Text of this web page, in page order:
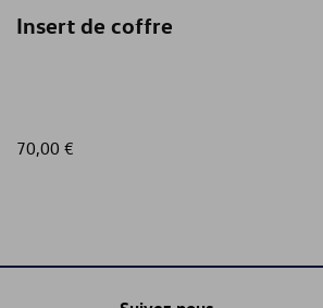
Insert de coffre
70,00 €